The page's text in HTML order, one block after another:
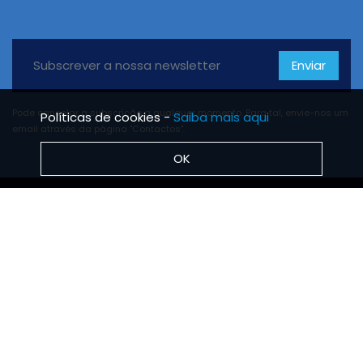
Enviar
Pode cancelar a subscrição a qualquer momento. Para tal, envie-nos um
email através da página "Contactos".
Políticas de cookies -Saiba mais aqui
OK